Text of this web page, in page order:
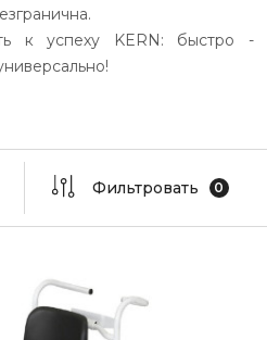
к успеху KERN: быстро -
Фильтровать